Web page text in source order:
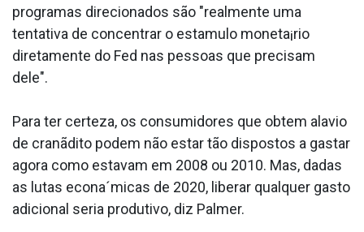
programas direcionados são "realmente uma
tentativa de concentrar o esta­mulo moneta¡rio
diretamente do Fed nas pessoas que precisam
dele".
Para ter certeza, os consumidores que obtem ala­vio
de cranãdito podem não estar tão dispostos a gastar
agora como estavam em 2008 ou 2010. Mas, dadas
as lutas econa´micas de 2020, liberar qualquer gasto
adicional seria produtivo, diz Palmer.